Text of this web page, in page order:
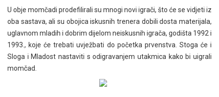
U obje momčadi prodefilirali su mnogi novi igrači, što će se vidjeti iz
oba sastava, ali su obojica iskusnih trenera dobili dosta materijala,
uglavnom mladih i dobrim dijelom neiskusnih igrača, godišta 1992 i
1993., koje će trebati uvježbati do početka prvenstva. Stoga će i
Sloga i Mladost nastaviti s odigravanjem utakmica kako bi uigrali
momčad.